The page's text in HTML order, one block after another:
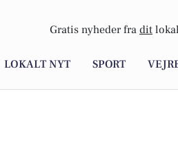
Gratis nyheder fra dit
LOKALT NYT SPORT